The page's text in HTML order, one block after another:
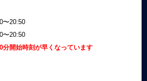
〜20:50
〜20:50
開始時刻が早くなっています